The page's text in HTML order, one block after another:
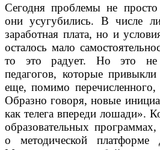
Сегодня проблемы не
они усугубились. В числе
заработная плата, но и
осталось мало
то это радует. Но это не
педагогов, которые
еще, помимо перечисленного,
Образно говоря, новые
как телега впереди лошади».
образовательных
о методической платформе